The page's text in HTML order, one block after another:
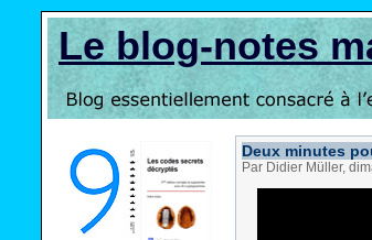
Le blog-notes
Deux minutes
Par Didier Müller,